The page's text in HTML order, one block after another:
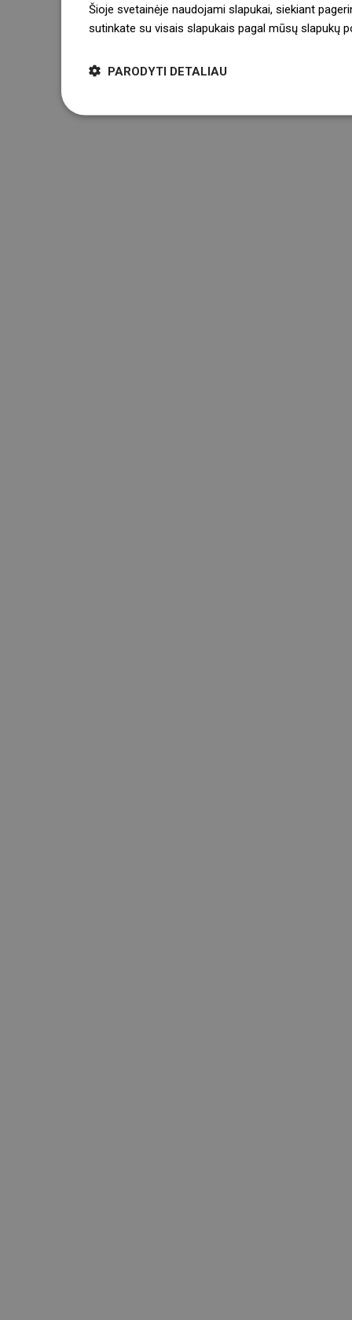
Šioje svetainėje naudojami slapukai, siekiant
sutinkate su visais slapukais pagal mūsų slapukų
PARODYTI DETALIAU